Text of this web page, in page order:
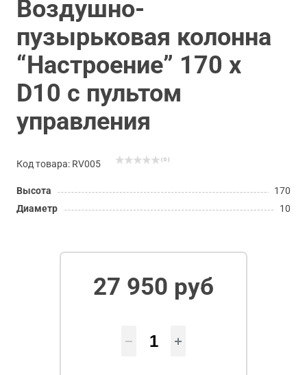
Воздушно-
пузырьковая колонна
“Настроение” 170 х
D10 с пультом
управления
Код товара: RV005 ( 0 )
Высота
170
Диаметр
10
27 950 руб